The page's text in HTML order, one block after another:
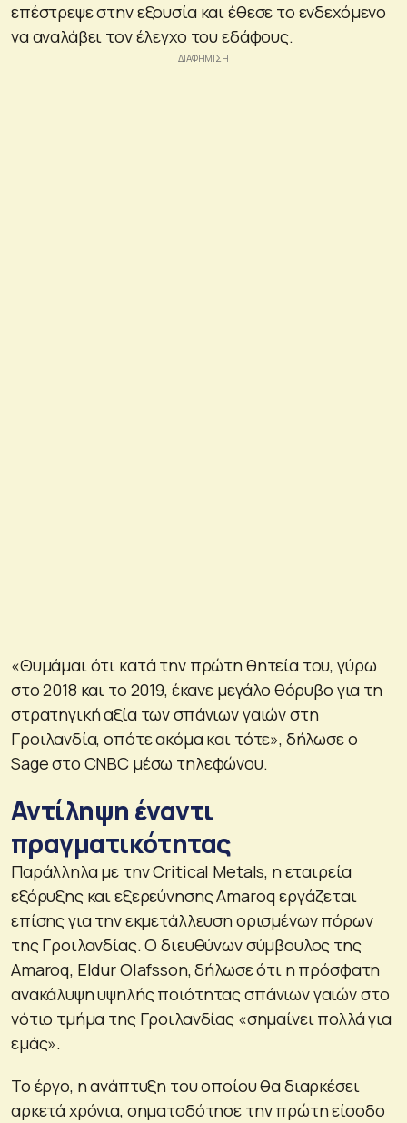
επέστρεψε στην εξουσία και έθεσε το ενδεχόμενο
να αναλάβει τον έλεγχο του εδάφους.
«Θυμάμαι ότι κατά την πρώτη θητεία του, γύρω
στο 2018 και το 2019, έκανε μεγάλο θόρυβο για τη
στρατηγική αξία των σπάνιων γαιών στη
Γροιλανδία, οπότε ακόμα και τότε», δήλωσε ο
Sage στο CNBC μέσω τηλεφώνου.
Αντίληψη έναντι
πραγματικότητας
Παράλληλα με την Critical Metals, η εταιρεία
εξόρυξης και εξερεύνησης Amaroq εργάζεται
επίσης για την εκμετάλλευση ορισμένων πόρων
της Γροιλανδίας. Ο διευθύνων σύμβουλος της
Amaroq, Eldur Olafsson, δήλωσε ότι η πρόσφατη
ανακάλυψη υψηλής ποιότητας σπάνιων γαιών στο
νότιο τμήμα της Γροιλανδίας «σημαίνει πολλά για
εμάς».
Το έργο, η ανάπτυξη του οποίου θα διαρκέσει
αρκετά χρόνια, σηματοδότησε την πρώτη είσοδο